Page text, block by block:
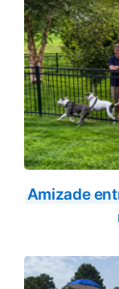
Amizade